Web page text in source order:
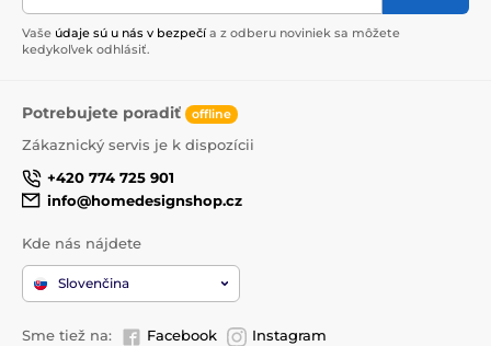
Vaše údaje sú u nás v bezpečí a z odberu noviniek sa môžete
kedykoľvek odhlásiť.
Potrebujete poradiť offline
Zákaznický servis je k dispozícii
+420 774 725 901
info@homedesignshop.cz
Kde nás nájdete
Slovenčina
Sme tiež na: Facebook Instagram